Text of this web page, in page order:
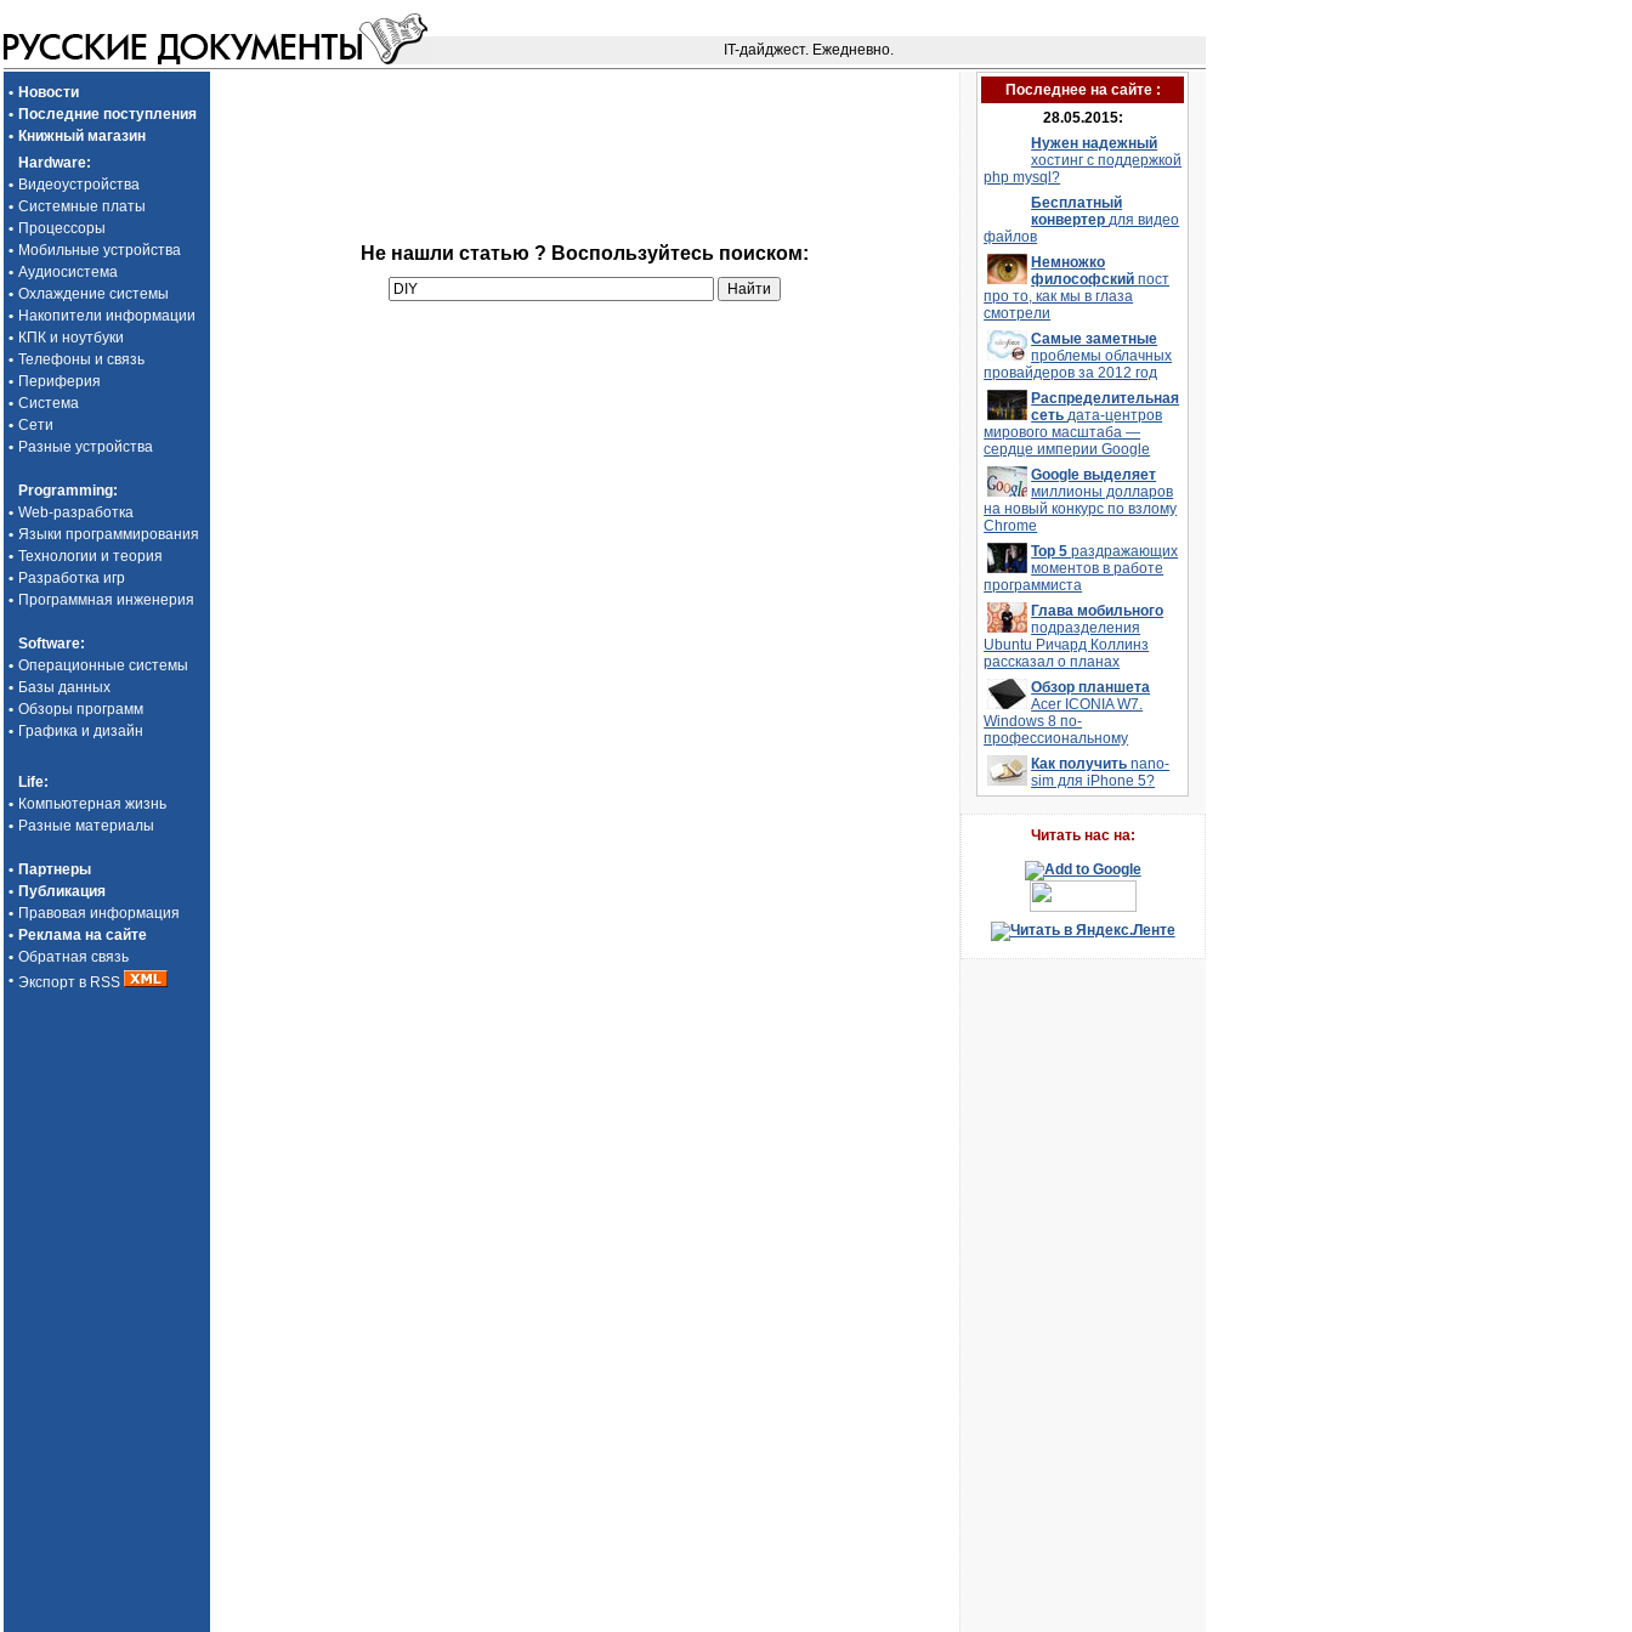
IT-дайджест. Ежедневно.
• Новости
• Последние поступления
• Книжный магазин
Hardware:
• Видеоустройства
• Системные платы
• Процессоры
• Мобильные устройства
• Аудиосистема
• Охлаждение системы
• Накопители информации
• КПК и ноутбуки
• Телефоны и связь
• Периферия
• Система
• Сети
• Разные устройства
Programming:
• Web-разработка
• Языки программирования
• Технологии и теория
• Разработка игр
• Программная инженерия
Software:
• Операционные системы
• Базы данных
• Обзоры программ
• Графика и дизайн
Life:
• Компьютерная жизнь
• Разные материалы
• Партнеры
• Публикация
• Правовая информация
• Реклама на сайте
• Обратная связь
• Экспорт в RSS
Не нашли статью ? Воспользуйтесь поиском:
Последнее на сайте :
28.05.2015:
Нужен надежный
хостинг с поддержкой
php mysql?
Бесплатный
конвертердля видео
файлов
Немножко
философскийпост
про то, как мы в глаза
смотрели
Самые заметные
проблемы облачных
провайдеров за 2012 год
Распределительная
сетьдата-центров
мирового масштаба —
сердце империи Google
Google выделяет
миллионы долларов
на новый конкурс по взлому
Chrome
Top 5раздражающих
моментов в работе
программиста
Глава мобильного
подразделения
Ubuntu Ричард Коллинз
рассказал о планах
Обзор планшета
Acer ICONIA W7.
Windows 8 по-
профессиональному
Как получитьnano-
sim для iPhone 5?
Читать наc на: